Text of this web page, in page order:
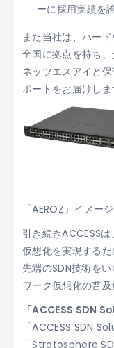
ーに採用実績を
また当社は、ハー
全国に拠点を持ち
ネッツエスアイと
ポートをお届けしま
「AEROZ」イメー
引き続きACCESS
仮想化を実現する
先端のSDN技術を
ワーク仮想化の普
「ACCESS SDN
「ACCESS SDN
「Stratosphere